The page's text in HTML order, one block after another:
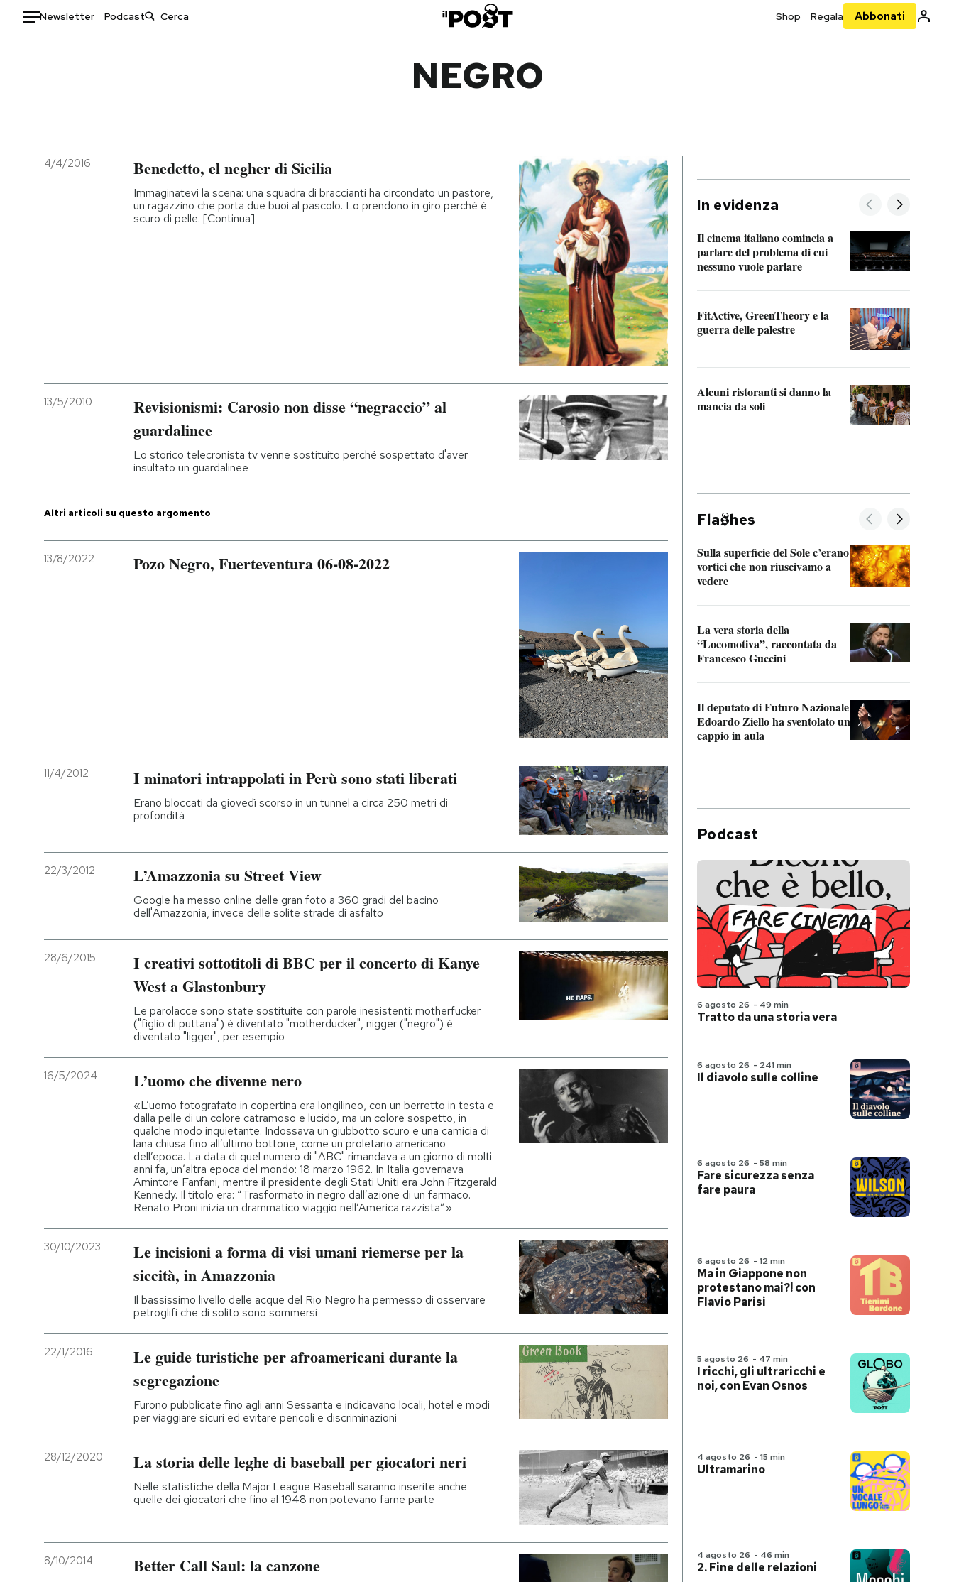
Newsletter Podcast Shop Regala Abbonati
Italia
Politica
Moda
Storie/Idee
Ok Boomer!
Media
I MIEI PREFERITI
NEGRO
4/4/2016 Benedetto, el negher di Sicilia
Immaginatevi la scena: una squadra di braccianti ha circondato un pastore,
un ragazzino che porta due buoi al pascolo. Lo prendono in giro perché è
scuro di pelle. [Continua]
13/5/2010
Revisionismi: Carosio non disse “negraccio” al
guardalinee
Lo storico telecronista tv venne sostituito perché sospettato d'aver
insultato un guardalinee
Altri articoli su questo argomento
13/8/2022 Pozo Negro, Fuerteventura 06-08-2022
11/4/2012 I minatori intrappolati in Perù sono stati liberati
Erano bloccati da giovedì scorso in un tunnel a circa 250 metri di
profondità
22/3/2012 L’Amazzonia su Street View
Google ha messo online delle gran foto a 360 gradi del bacino
dell'Amazzonia, invece delle solite strade di asfalto
28/6/2015
I creativi sottotitoli di BBC per il concerto di Kanye
West a Glastonbury
Le parolacce sono state sostituite con parole inesistenti: motherfucker
("figlio di puttana") è diventato "motherducker", nigger ("negro") è
diventato "ligger", per esempio
16/5/2024 L’uomo che divenne nero
«L’uomo fotografato in copertina era longilineo, con un berretto in testa e
dalla pelle di un colore catramoso e lucido, ma un colore sospetto, in
qualche modo inquietante. Indossava un giubbotto scuro e una camicia di
lana chiusa fino all’ultimo bottone, come un proletario americano
dell’epoca. La data di quel numero di "ABC" rimandava a un giorno di molti
anni fa, un’altra epoca del mondo: 18 marzo 1962. In Italia governava
Amintore Fanfani, mentre il presidente degli Stati Uniti era John Fitzgerald
Kennedy. Il titolo era: “Trasformato in negro dall’azione di un farmaco.
Renato Proni inizia un drammatico viaggio nell’America razzista”»
30/10/2023
Le incisioni a forma di visi umani riemerse per la
siccità, in Amazzonia
Il bassissimo livello delle acque del Rio Negro ha permesso di osservare
petroglifi che di solito sono sommersi
22/1/2016
Le guide turistiche per afroamericani durante la
segregazione
Furono pubblicate fino agli anni Sessanta e indicavano locali, hotel e modi
per viaggiare sicuri ed evitare pericoli e discriminazioni
28/12/2020 La storia delle leghe di baseball per giocatori neri
Nelle statistiche della Major League Baseball saranno inserite anche
quelle dei giocatori che fino al 1948 non potevano farne parte
8/10/2014 Better Call Saul: la canzone
In evidenza
Il cinema italiano comincia a
parlare del problema di cui
nessuno vuole parlare
FitActive, GreenTheory e la
guerra delle palestre
Alcuni ristoranti si danno la
mancia da soli
Fla hes
Sulla superficie del Sole c’erano
vortici che non riuscivamo a
vedere
La vera storia della
“Locomotiva”, raccontata da
Francesco Guccini
Il deputato di Futuro Nazionale
Edoardo Ziello ha sventolato un
cappio in aula
Podcast
6 agosto 26 - 49 min
Tratto da una storia vera
6 agosto 26 - 241 min
Il diavolo sulle colline
6 agosto 26 - 58 min
Fare sicurezza senza
fare paura
6 agosto 26 - 12 min
Ma in Giappone non
protestano mai?! con
Flavio Parisi
5 agosto 26 - 47 min
I ricchi, gli ultraricchi e
noi, con Evan Osnos
4 agosto 26 - 15 min
Ultramarino
4 agosto 26 - 46 min
2. Fine delle relazioni